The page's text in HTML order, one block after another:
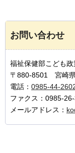
お問い合わせ
福祉保健部こども
〒880-8501 宮崎
電話： 0985-44-
ファクス：0985-
メールアドレス：